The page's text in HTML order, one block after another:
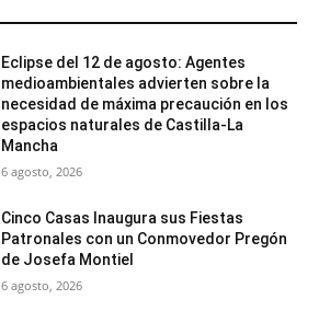
Eclipse del 12 de agosto: Agentes
medioambientales advierten sobre la
necesidad de máxima precaución en los
espacios naturales de Castilla-La
Mancha
6 agosto, 2026
Cinco Casas Inaugura sus Fiestas
Patronales con un Conmovedor Pregón
de Josefa Montiel
6 agosto, 2026